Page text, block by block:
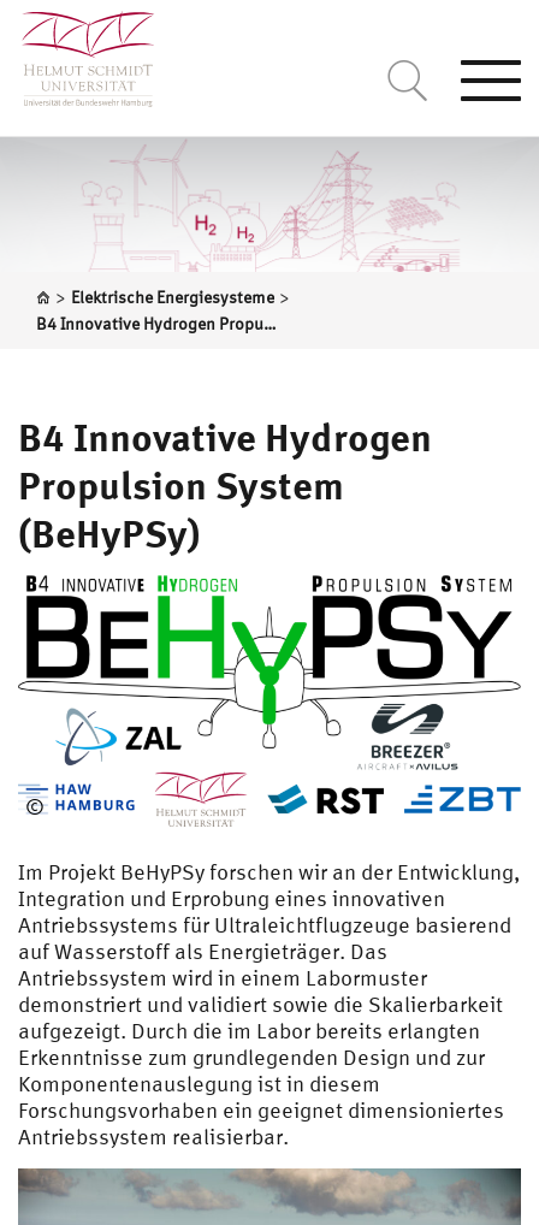
> Elektrische Energiesysteme >
B4 Innovative Hydrogen Propulsion System (BeHyPSy)
B4 Innovative Hydrogen
Propulsion System
(BeHyPSy)
©
Im Projekt BeHyPSy forschen wir an der Entwicklung,
Integration und Erprobung eines innovativen
Antriebssystems für Ultraleichtflugzeuge basierend
auf Wasserstoff als Energieträger. Das
Antriebssystem wird in einem Labormuster
demonstriert und validiert sowie die Skalierbarkeit
aufgezeigt. Durch die im Labor bereits erlangten
Erkenntnisse zum grundlegenden Design und zur
Komponentenauslegung ist in diesem
Forschungsvorhaben ein geeignet dimensioniertes
Antriebssystem realisierbar.